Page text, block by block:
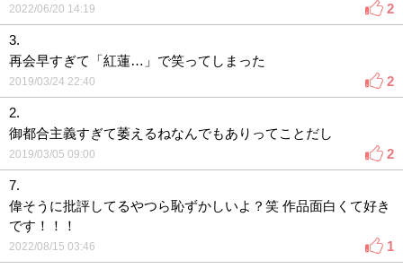
2022/06/20 14:19 2
3.
再会早すぎて「紅蓮…」で笑ってしまった
2019/03/24 22:40 2
2.
御都合主義すぎて萎えるねなんでもありってことだし
2019/03/05 09:00 2
7.
偉そうに批評してるやつら恥ずかしいよ？笑 作品面白くて好き
です！！！
2022/08/15 03:46 1